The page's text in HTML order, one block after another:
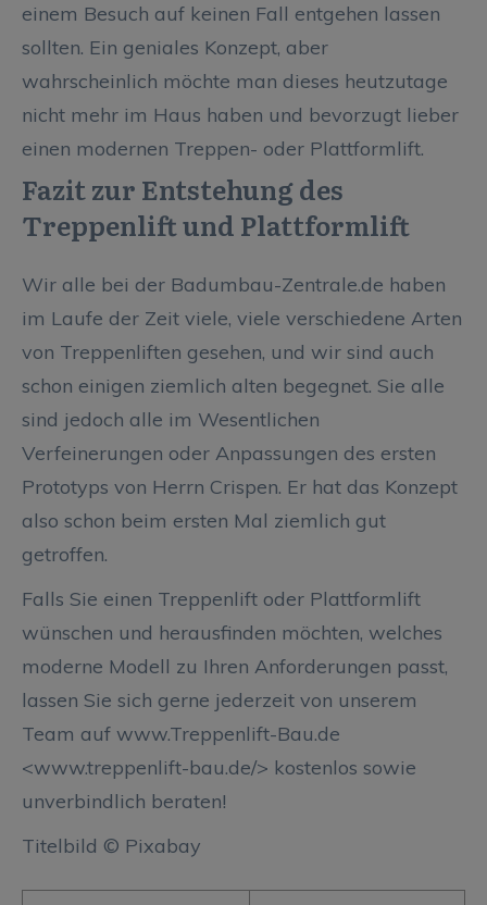
einem Besuch auf keinen Fall entgehen lassen
sollten. Ein geniales Konzept, aber
wahrscheinlich möchte man dieses heutzutage
nicht mehr im Haus haben und bevorzugt lieber
einen modernen Treppen- oder Plattformlift.
Fazit zur Entstehung des
Treppenlift und Plattformlift
Wir alle bei der Badumbau-Zentrale.de haben
im Laufe der Zeit viele, viele verschiedene Arten
von Treppenliften gesehen, und wir sind auch
schon einigen ziemlich alten begegnet. Sie alle
sind jedoch alle im Wesentlichen
Verfeinerungen oder Anpassungen des ersten
Prototyps von Herrn Crispen. Er hat das Konzept
also schon beim ersten Mal ziemlich gut
getroffen.
Falls Sie einen Treppenlift oder Plattformlift
wünschen und herausfinden möchten, welches
moderne Modell zu Ihren Anforderungen passt,
lassen Sie sich gerne jederzeit von unserem
Team auf www.Treppenlift-Bau.de
<www.treppenlift-bau.de/> kostenlos sowie
unverbindlich beraten!
Titelbild © Pixabay